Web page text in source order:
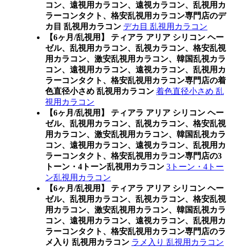
コン、遠視用カラコン、遠視カラコン、乱視用カ
ラーコンタクト、格安乱視用カラコン専門店のデ
カ目 乱視用カラコン デカ目 乱視用カラコン
【6ヶ月/乱視用】 ティアラ アリア シリコン ヘー
ゼル、乱視用カラコン、乱視カラコン、格安乱視
用カラコン、激安乱視用カラコン、韓国乱視カラ
コン、遠視用カラコン、遠視カラコン、乱視用カ
ラーコンタクト、格安乱視用カラコン専門店の着
色直径小さめ 乱視用カラコン 着色直径小さめ 乱
視用カラコン
【6ヶ月/乱視用】 ティアラ アリア シリコン ヘー
ゼル、乱視用カラコン、乱視カラコン、格安乱視
用カラコン、激安乱視用カラコン、韓国乱視カラ
コン、遠視用カラコン、遠視カラコン、乱視用カ
ラーコンタクト、格安乱視用カラコン専門店の3
トーン・4トーン乱視用カラコン 3トーン・4トー
ン乱視用カラコン
【6ヶ月/乱視用】 ティアラ アリア シリコン ヘー
ゼル、乱視用カラコン、乱視カラコン、格安乱視
用カラコン、激安乱視用カラコン、韓国乱視カラ
コン、遠視用カラコン、遠視カラコン、乱視用カ
ラーコンタクト、格安乱視用カラコン専門店のラ
メ入り 乱視用カラコン ラメ入り 乱視用カラコン